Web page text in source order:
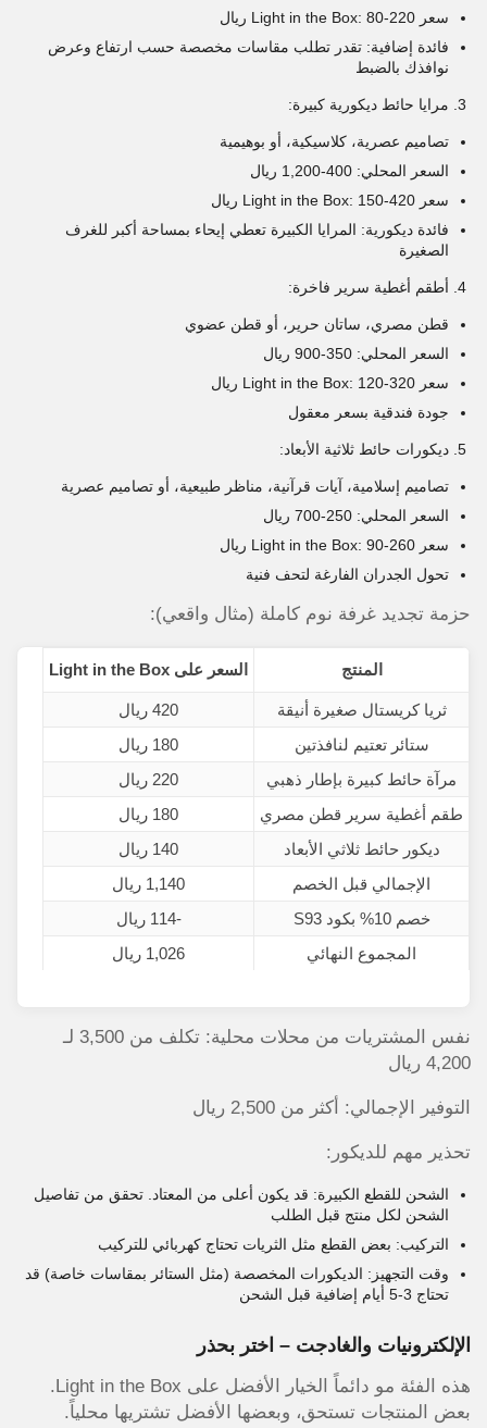
سعر Light in the Box: 80-220 ريال
فائدة إضافية: تقدر تطلب مقاسات مخصصة حسب ارتفاع وعرض
نوافذك بالضبط
مرايا حائط ديكورية كبيرة:
تصاميم عصرية، كلاسيكية، أو بوهيمية
السعر المحلي: 400-1,200 ريال
سعر Light in the Box: 150-420 ريال
فائدة ديكورية: المرايا الكبيرة تعطي إيحاء بمساحة أكبر للغرف
الصغيرة
أطقم أغطية سرير فاخرة:
قطن مصري، ساتان حرير، أو قطن عضوي
السعر المحلي: 350-900 ريال
سعر Light in the Box: 120-320 ريال
جودة فندقية بسعر معقول
ديكورات حائط ثلاثية الأبعاد:
تصاميم إسلامية، آيات قرآنية، مناظر طبيعية، أو تصاميم عصرية
السعر المحلي: 250-700 ريال
سعر Light in the Box: 90-260 ريال
تحول الجدران الفارغة لتحف فنية
حزمة تجديد غرفة نوم كاملة (مثال واقعي):
المنتج السعر على Light in the Box
ثريا كريستال صغيرة أنيقة
420 ريال
ستائر تعتيم لنافذتين
180 ريال
مرآة حائط كبيرة بإطار ذهبي
220 ريال
طقم أغطية سرير قطن مصري
180 ريال
ديكور حائط ثلاثي الأبعاد
140 ريال
الإجمالي قبل الخصم
1,140 ريال
خصم 10% بكود S93
-114 ريال
المجموع النهائي
1,026 ريال
نفس المشتريات من محلات محلية: تكلف من 3,500 لـ
4,200 ريال
التوفير الإجمالي: أكثر من 2,500 ريال
تحذير مهم للديكور:
الشحن للقطع الكبيرة: قد يكون أعلى من المعتاد. تحقق من تفاصيل
الشحن لكل منتج قبل الطلب
التركيب: بعض القطع مثل الثريات تحتاج كهربائي للتركيب
وقت التجهيز: الديكورات المخصصة (مثل الستائر بمقاسات خاصة) قد
تحتاج 3-5 أيام إضافية قبل الشحن
الإلكترونيات والغادجت – اختر بحذر
هذه الفئة مو دائماً الخيار الأفضل على Light in the Box.
بعض المنتجات تستحق، وبعضها الأفضل تشتريها محلياً.